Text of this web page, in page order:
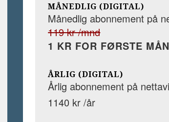
MÅNEDLIG (DIGITAL)
Månedlig abonnement på
119 kr /mnd
1 KR FOR
ÅRLIG (DIGITAL)
Årlig abonnement på
1140 kr /år